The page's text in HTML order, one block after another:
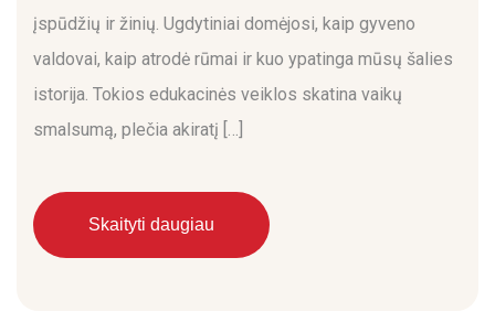
įspūdžių ir žinių. Ugdytiniai domėjosi, kaip gyveno
valdovai, kaip atrodė rūmai ir kuo ypatinga mūsų šalies
istorija. Tokios edukacinės veiklos skatina vaikų
smalsumą, plečia akiratį […]
Skaityti daugiau